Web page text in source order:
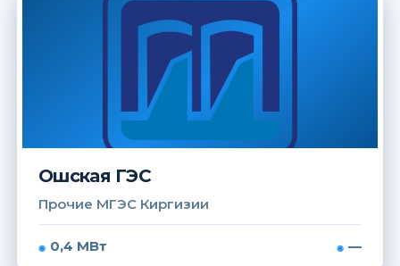
Ошская ГЭС
Прочие МГЭС Киргизии
0,4 МВт —